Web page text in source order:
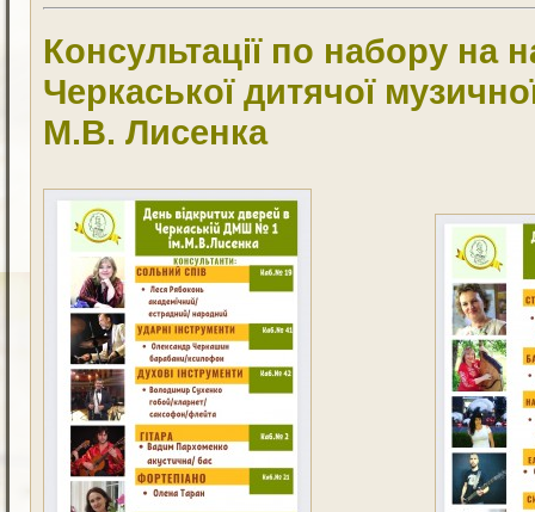
Консультації по набору на
Черкаської дитячої
М.В. Лисенка